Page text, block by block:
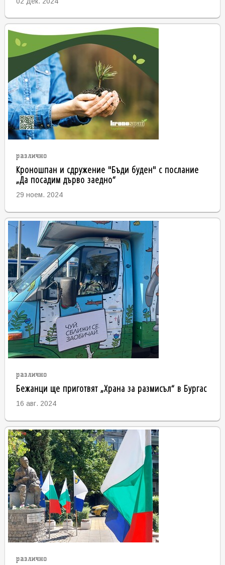
различно
Кроношпан и сдружение "Бъди буден" с послание
„Да посадим дърво заедно“
29 ноем. 2024
различно
Бежанци ще приготвят „Храна за размисъл“ в Бургас
16 авг. 2024
различно